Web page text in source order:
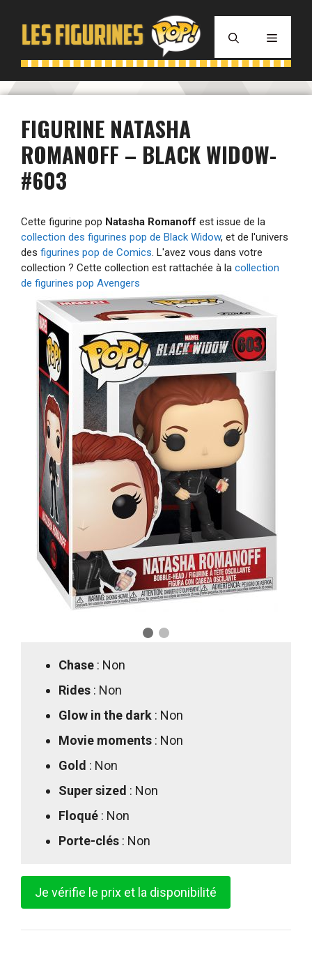
contenu
MENU
FIGURINE NATASHA
ROMANOFF – BLACK WIDOW-
#603
Cette figurine pop Natasha Romanoff est issue de la
collection des figurines pop de Black Widow, et de l'univers
des figurines pop de Comics. L'avez vous dans votre
collection ? Cette collection est rattachée à la collection
de figurines pop Avengers
Chase : Non
Rides : Non
Glow in the dark : Non
Movie moments : Non
Gold : Non
Super sized : Non
Floqué : Non
Porte-clés : Non
Je vérifie le prix et la disponibilité